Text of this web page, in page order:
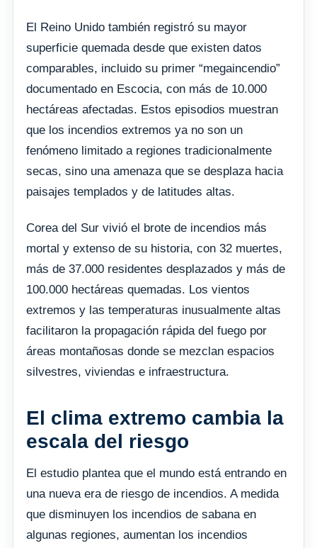
El Reino Unido también registró su mayor
superficie quemada desde que existen datos
comparables, incluido su primer “megaincendio”
documentado en Escocia, con más de 10.000
hectáreas afectadas. Estos episodios muestran
que los incendios extremos ya no son un
fenómeno limitado a regiones tradicionalmente
secas, sino una amenaza que se desplaza hacia
paisajes templados y de latitudes altas.
Corea del Sur vivió el brote de incendios más
mortal y extenso de su historia, con 32 muertes,
más de 37.000 residentes desplazados y más de
100.000 hectáreas quemadas. Los vientos
extremos y las temperaturas inusualmente altas
facilitaron la propagación rápida del fuego por
áreas montañosas donde se mezclan espacios
silvestres, viviendas e infraestructura.
El clima extremo cambia la
escala del riesgo
El estudio plantea que el mundo está entrando en
una nueva era de riesgo de incendios. A medida
que disminuyen los incendios de sabana en
algunas regiones, aumentan los incendios